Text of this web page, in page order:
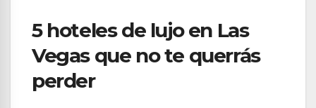
5 hoteles de lujo en Las
Vegas que no te querrás
perder